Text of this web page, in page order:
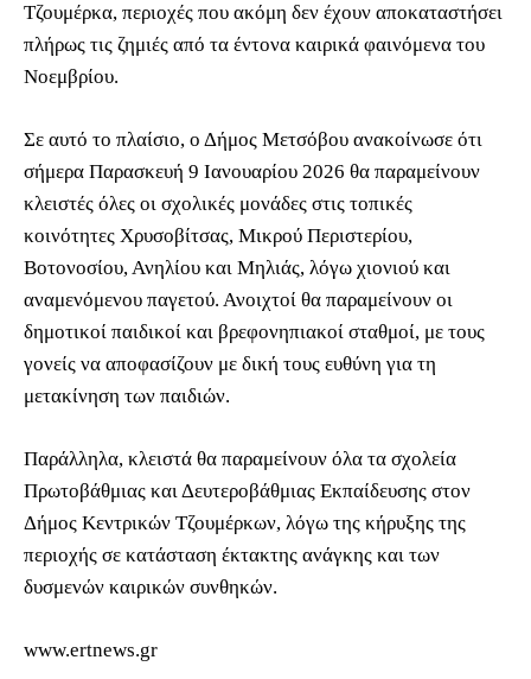
Τζουμέρκα, περιοχές που ακόμη δεν έχουν αποκαταστήσει
πλήρως τις ζημιές από τα έντονα καιρικά φαινόμενα του
Νοεμβρίου.
Σε αυτό το πλαίσιο, ο Δήμος Μετσόβου ανακοίνωσε ότι
σήμερα Παρασκευή 9 Ιανουαρίου 2026 θα παραμείνουν
κλειστές όλες οι σχολικές μονάδες στις τοπικές
κοινότητες Χρυσοβίτσας, Μικρού Περιστερίου,
Βοτονοσίου, Ανηλίου και Μηλιάς, λόγω χιονιού και
αναμενόμενου παγετού. Ανοιχτοί θα παραμείνουν οι
δημοτικοί παιδικοί και βρεφονηπιακοί σταθμοί, με τους
γονείς να αποφασίζουν με δική τους ευθύνη για τη
μετακίνηση των παιδιών.
Παράλληλα, κλειστά θα παραμείνουν όλα τα σχολεία
Πρωτοβάθμιας και Δευτεροβάθμιας Εκπαίδευσης στον
Δήμος Κεντρικών Τζουμέρκων, λόγω της κήρυξης της
περιοχής σε κατάσταση έκτακτης ανάγκης και των
δυσμενών καιρικών συνθηκών.
www.ertnews.gr